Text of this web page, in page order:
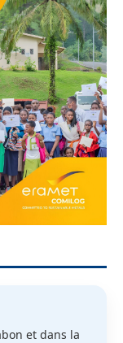
et dans la